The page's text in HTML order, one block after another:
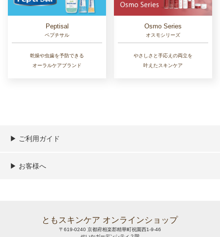
Peptisal
ペプチサル
乾燥や虫歯を予防できる
オーラルケアブランド
Osmo Series
オスモシリーズ
やさしさと手応えの両立を
叶えたスキンケア
▶︎ ご利用ガイド
ご利用ガイド
決済／配送／送料について
取り扱い商品一覧
顧客情報の取扱について
特定商取引法の表記
▶︎ お客様へ
ともスキンケア オンラインショップ
〒619-0240 京都府相楽郡精華町祝園西1-9-46